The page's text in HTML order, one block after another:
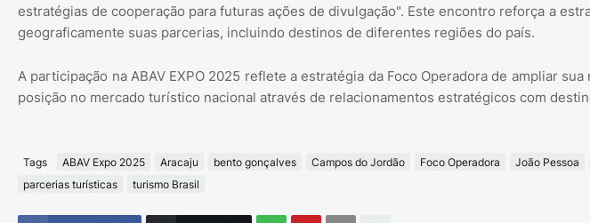
estratégias de cooperação para futuras ações de divulgação". Este encontro reforça a
geograficamente suas parcerias, incluindo destinos de diferentes regiões do país.
A participação na ABAV EXPO 2025 reflete a estratégia da Foco Operadora de ampliar
posição no mercado turístico nacional através de relacionamentos estratégicos com
Tags ABAV Expo 2025 Aracaju bento gonçalves Campos do Jordão Foco Operadora João Pessoa
parcerias turísticas
turismo Brasil